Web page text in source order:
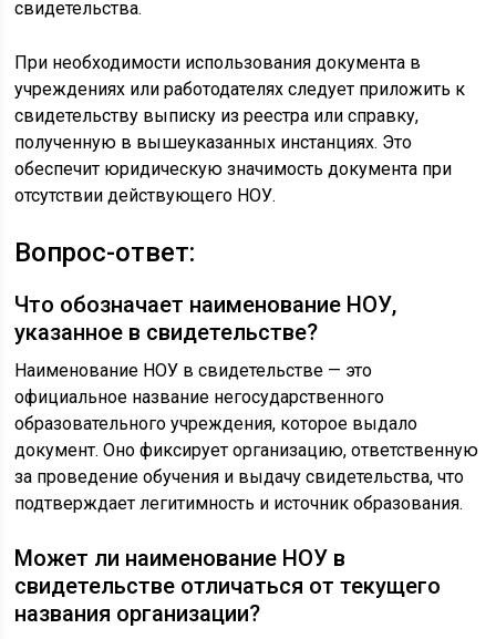
свидетельства.
При необходимости использования документа в
учреждениях или работодателях следует приложить к
свидетельству выписку из реестра или справку,
полученную в вышеуказанных инстанциях. Это
обеспечит юридическую значимость документа при
отсутствии действующего НОУ.
Вопрос-ответ:
Что обозначает наименование НОУ,
указанное в свидетельстве?
Наименование НОУ в свидетельстве — это
официальное название негосударственного
образовательного учреждения, которое выдало
документ. Оно фиксирует организацию, ответственную
за проведение обучения и выдачу свидетельства, что
подтверждает легитимность и источник образования.
Может ли наименование НОУ в
свидетельстве отличаться от текущего
названия организации?